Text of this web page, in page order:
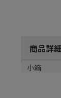
商品詳細
商品説明
メーカー品
サイズ
材質
小箱